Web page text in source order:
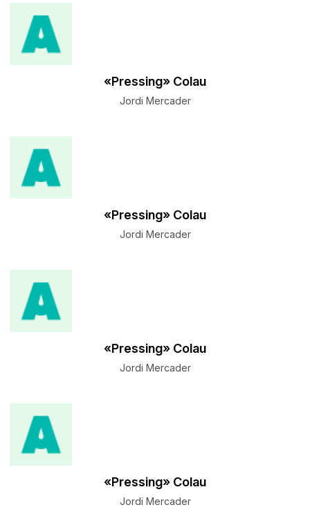
«Pressing» Colau
Jordi Mercader
«Pressing» Colau
Jordi Mercader
«Pressing» Colau
Jordi Mercader
«Pressing» Colau
Jordi Mercader